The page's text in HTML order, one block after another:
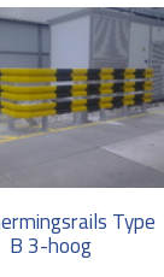
Type
B 3-hoog